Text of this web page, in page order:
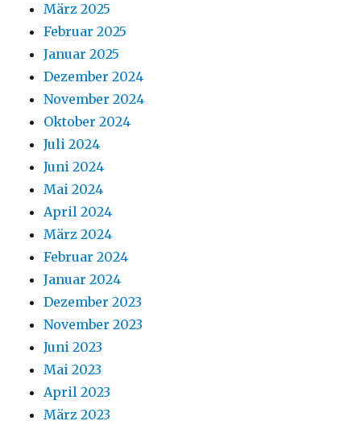
März 2025
Februar 2025
Januar 2025
Dezember 2024
November 2024
Oktober 2024
Juli 2024
Juni 2024
Mai 2024
April 2024
März 2024
Februar 2024
Januar 2024
Dezember 2023
November 2023
Juni 2023
Mai 2023
April 2023
März 2023